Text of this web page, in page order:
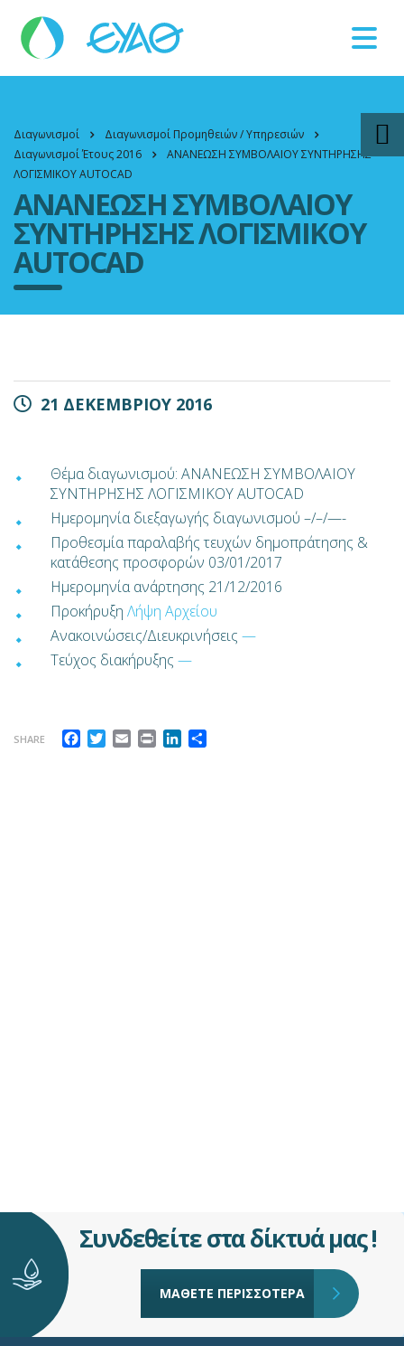
Διαγωνισμοί
Διαγωνισμοί Προμηθειών / Υπηρεσιών
Διαγωνισμοί Έτους 2016
ΑΝΑΝΕΩΣΗ ΣΥΜΒΟΛΑΙΟΥ ΣΥΝΤΗΡΗΣΗΣ
ΛΟΓΙΣΜΙΚΟΥ AUTOCAD
ΑΝΑΝΕΩΣΗ ΣΥΜΒΟΛΑΙΟΥ
ΣΥΝΤΗΡΗΣΗΣ ΛΟΓΙΣΜΙΚΟΥ
AUTOCAD
21 ΔΕΚΕΜΒΡΙΟΥ 2016
Θέμα διαγωνισμού: ΑΝΑΝΕΩΣΗ ΣΥΜΒΟΛΑΙΟΥ
ΣΥΝΤΗΡΗΣΗΣ ΛΟΓΙΣΜΙΚΟΥ AUTOCAD
Ημερομηνία διεξαγωγής διαγωνισμού –/–/—-
Προθεσμία παραλαβής τευχών δημοπράτησης &
κατάθεσης προσφορών 03/01/2017
Ημερομηνία ανάρτησης 21/12/2016
Προκήρυξη Λήψη Αρχείου
Ανακοινώσεις/Διευκρινήσεις —
Τεύχος διακήρυξης —
SHARE Facebook
Twitter
EmailPrintLinkedIn
Συνδεθείτε στα δίκτυά μας !
ΜΑΘΕΤΕ ΠΕΡΙΣΣΟΤΕΡΑ